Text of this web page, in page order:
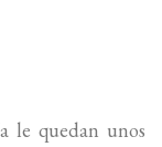
le quedan unos